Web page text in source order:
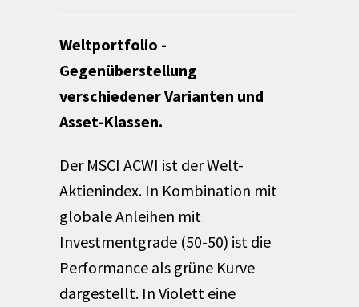
Weltportfolio -
Gegenüberstellung
verschiedener Varianten und
Asset-Klassen.
Der MSCI ACWI ist der Welt-
Aktienindex. In Kombination mit
globale Anleihen mit
Investmentgrade (50-50) ist die
Performance als grüne Kurve
dargestellt. In Violett eine